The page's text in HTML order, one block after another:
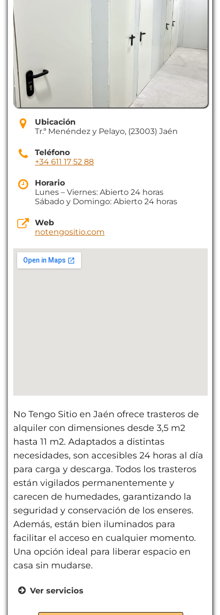
Ubicación
Tr.ª Menéndez y Pelayo, (23003) Jaén
Teléfono
+34 611 17 52 88
Horario
Lunes – Viernes: Abierto 24 horas
Sábado y Domingo: Abierto 24 horas
Web
notengositio.com
No Tengo Sitio en Jaén ofrece trasteros de
alquiler con dimensiones desde 3,5 m2
hasta 11 m2. Adaptados a distintas
necesidades, son accesibles 24 horas al día
para carga y descarga. Todos los trasteros
están vigilados permanentemente y
carecen de humedades, garantizando la
seguridad y conservación de los enseres.
Además, están bien iluminados para
facilitar el acceso en cualquier momento.
Una opción ideal para liberar espacio en
casa sin mudarse.
Ver servicios